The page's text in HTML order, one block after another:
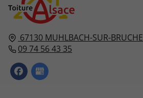
67130 MUHLBACH-SUR-BRUCHE
09 74 56 43 35